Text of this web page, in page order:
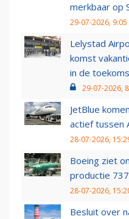
merkbaar op
29-07-2026, 9:05
Lelystad
komst
in de
29-07-2026,
JetBlue
actief tussen
28-07-2026,
Boeing ziet
productie
28-07-2026,
Besluit over